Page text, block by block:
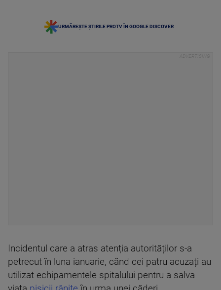
URMĂREȘTE ȘTIRILE PROTV ÎN GOOGLE DISCOVER
Incidentul care a atras atenția autorităților s-a
petrecut în luna ianuarie, când cei patru acuzați au
utilizat echipamentele spitalului pentru a salva